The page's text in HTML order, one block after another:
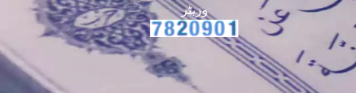
وزیٹر